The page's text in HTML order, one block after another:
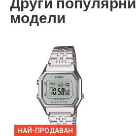
модели
НАЙ-ПРОДАВАН